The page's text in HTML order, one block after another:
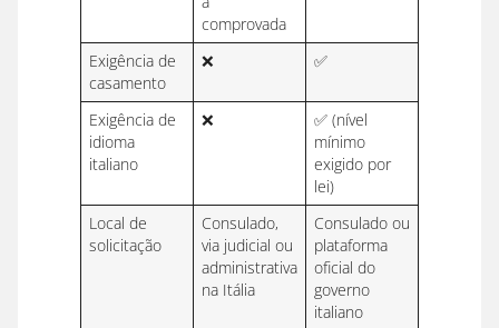
comprovada
Exigência de
casamento
❌ ✅
Exigência de
idioma
italiano
❌
✅ (nível
mínimo
exigido por
lei)
Local de
solicitação
Consulado,
via judicial ou
administrativa
na Itália
Consulado ou
plataforma
oficial do
governo
italiano